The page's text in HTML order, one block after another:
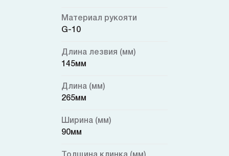
Материал рукояти
G-10
Длина лезвия (мм)
145мм
Длина (мм)
265мм
Ширина (мм)
90мм